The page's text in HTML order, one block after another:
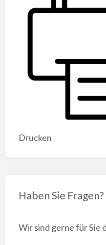
Drucken
Haben Sie Fragen?
Wir sind gerne für Sie